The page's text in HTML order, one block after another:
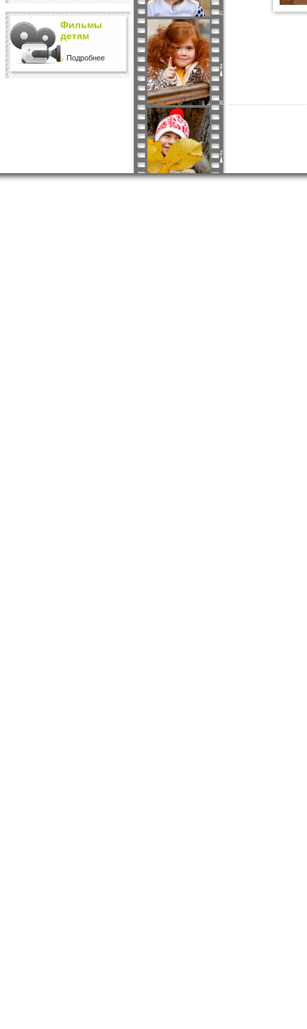
Фильмы
детям
Подробнее